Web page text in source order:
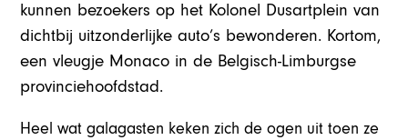
kunnen bezoekers op het Kolonel Dusartplein van
dichtbij uitzonderlijke auto’s bewonderen. Kortom,
een vleugje Monaco in de Belgisch-Limburgse
provinciehoofdstad.
Heel wat galagasten keken zich de ogen uit toen ze